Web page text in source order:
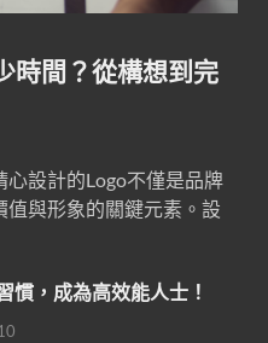
時間？從構想到完
設計的Logo不僅是品牌
與形象的關鍵元素。設
慣，成為高效能人士！